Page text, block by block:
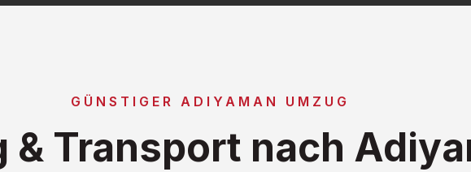
GÜNSTIGER ADIYAMAN UMZUG
& Transport nach